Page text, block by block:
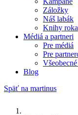
Záložky
Náš labák
Knihy roka
Médiá a partneri
Pre médiá
Pre
Blog
Späť na martinus